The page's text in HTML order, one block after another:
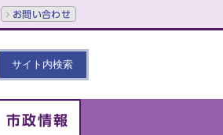
お問い合わせ
市政情報